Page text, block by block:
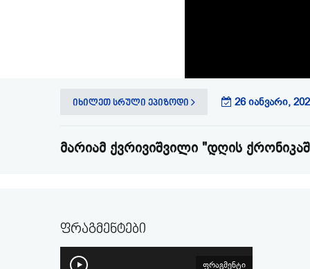
იხილეთ სრული ეპიზოდი 26 იანვარი,
მარიამ ქვრივიშვილი "დღის
ფრაგმენტები
ფრაგმენტი